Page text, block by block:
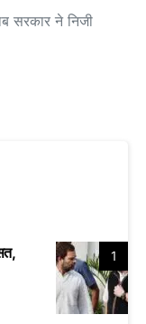
सरकार ने निजी
1